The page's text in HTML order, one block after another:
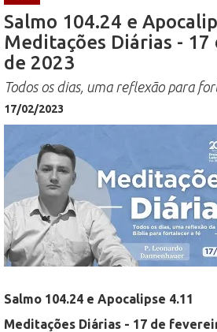
Salmo 104.24 e
Meditações Diárias -
de 2023
Todos os dias, uma reflexão para
17/02/2023
Salmo 104.24 e Apocalipse 4.11
Meditações Diárias - 17 de